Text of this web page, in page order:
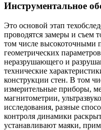
Инструментальное
Это основой этап
проводятся замеры и съем
том числе высокоточными
геометрических
неразрушающего и
технические
конструкции стен. В том
измерительные приборы,
магнитометрии,
исследования, разные
контроля динамики
устанавливают маяки,